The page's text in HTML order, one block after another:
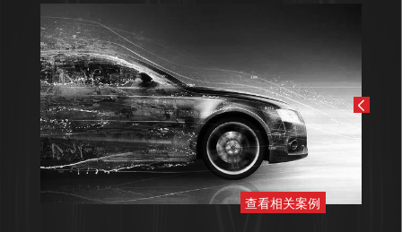
查看相关案例